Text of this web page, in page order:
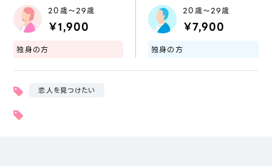
20歳～29歳
￥1,900
独身の方
20歳～29歳
￥7,900
独身の方
恋人を見つけたい